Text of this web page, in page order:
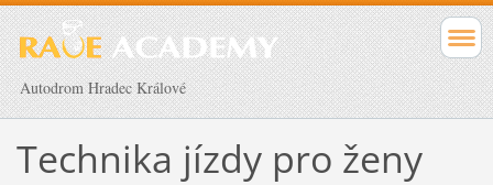
Autodrom Hradec Králové
Technika jízdy pro ženy